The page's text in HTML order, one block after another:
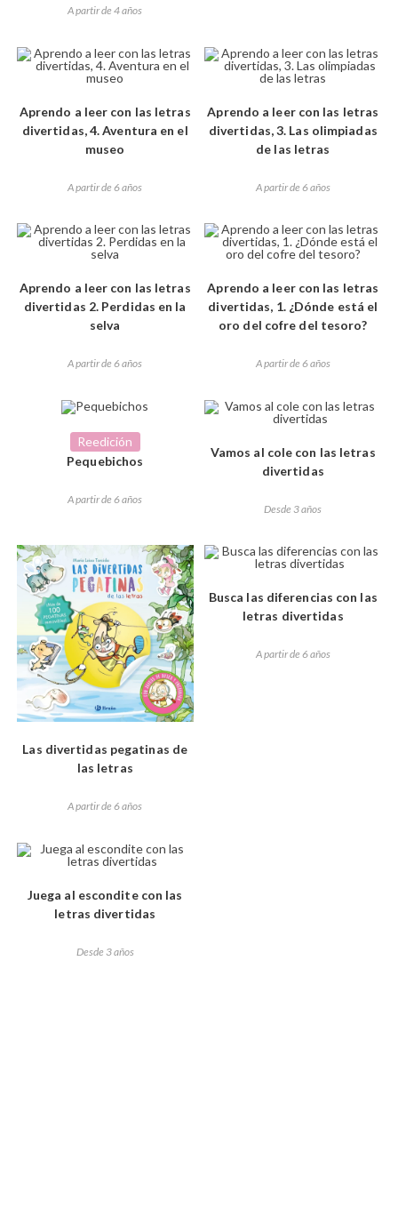
A partir de 4 años
Aprendo a leer con las letras
divertidas, 4. Aventura en el
museo
A partir de 6 años
Aprendo a leer con las letras
divertidas, 3. Las olimpiadas
de las letras
A partir de 6 años
Aprendo a leer con las letras
divertidas 2. Perdidas en la
selva
A partir de 6 años
Aprendo a leer con las letras
divertidas, 1. ¿Dónde está el
oro del cofre del tesoro?
A partir de 6 años
Reedición
Pequebichos
A partir de 6 años
Vamos al cole con las letras
divertidas
Desde 3 años
Las divertidas pegatinas de
las letras
A partir de 6 años
Busca las diferencias con las
letras divertidas
A partir de 6 años
Juega al escondite con las
letras divertidas
Desde 3 años